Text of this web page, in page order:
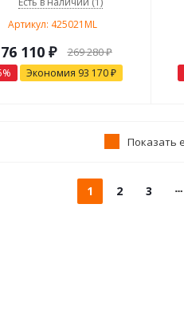
Артикул: 425021ML
110₽ 269 280₽
% Экономия 93 170₽
Показать
1 2 3